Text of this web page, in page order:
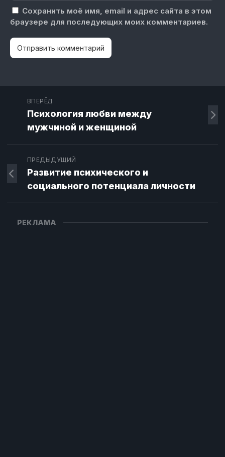
Сохранить моё имя, email и адрес сайта в этом
браузере для последующих моих комментариев.
ВПЕРЁД
Психология любви между
мужчиной и женщиной
ПРЕДЫДУЩИЙ
Развитие психического и
социального потенциала личности
РЕКЛАМА